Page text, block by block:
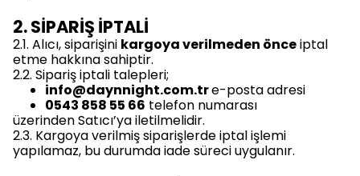
2. SİPARİŞ İPTALİ
2.1. Alıcı, siparişini kargoya verilmeden önceiptal
etme hakkına sahiptir.
2.2. Sipariş iptali talepleri;
info@daynnight.com.tre-posta adresi
0543 858 55 66 telefon numarası
üzerinden Satıcı’ya iletilmelidir.
2.3. Kargoya verilmiş siparişlerde iptal işlemi
yapılamaz, bu durumda iade süreci uygulanır.